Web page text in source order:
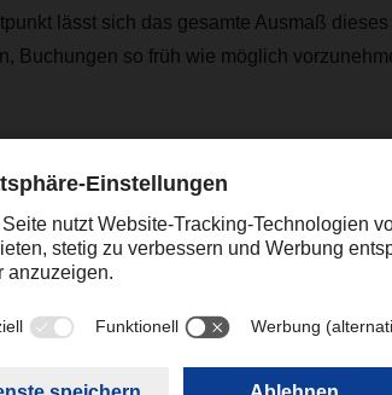
lässt sich das gesamte Ausmaß
Buchungen so früh wie möglich
Fragen haben, wenden Sie sich bitte
um Informationen zu Ihrer Sendung zu